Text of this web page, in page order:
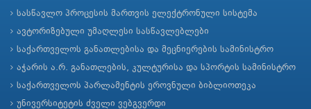
სასწავლო პროცესის მართვის ელექტრონული სისტემა
ავტორიზებული უმაღლესი სასწავლებლები
საქართველოს განათლებისა და მეცნიერების სამინისტრო
აჭარის ა.რ. განათლების, კულტურისა და სპორტის სამინისტრო
საქართველოს პარლამენტის ეროვნული ბიბლიოთეკა
უნივერსიტეტის ძველი ვებგვერდი